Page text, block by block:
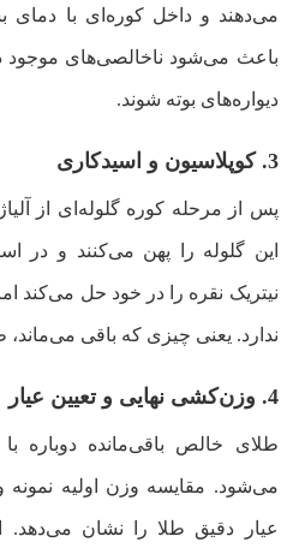
می‌دهند و داخل کوره‌ای با دمای
باعث می‌شود ناخالصی‌های
دیواره‌های بوته شوند.
3. کوپلاسیون و اسیدکاری
پس از مرحله کوره گلوله‌ای از
این گلوله را پهن می‌کنند و در
نیتریک نقره را در خود حل می‌کند
ندارد. یعنی چیزی که باقی
4. وزن‌کشی نهایی و تعیین عیار
طلای خالص باقی‌مانده دوباره
می‌شود. مقایسه وزن اولیه
عیار دقیق طلا را نشان می‌دهد.